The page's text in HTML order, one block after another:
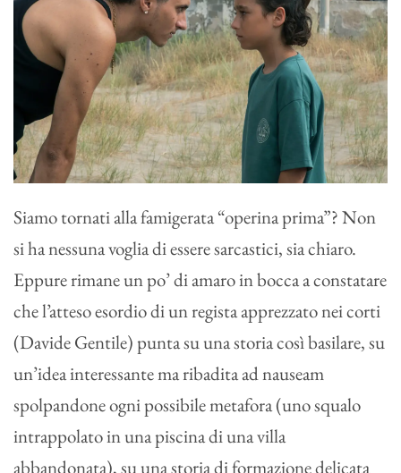
Siamo tornati alla famigerata “operina prima”? Non
si ha nessuna voglia di essere sarcastici, sia chiaro.
Eppure rimane un po’ di amaro in bocca a constatare
che l’atteso esordio di un regista apprezzato nei corti
(Davide Gentile) punta su una storia così basilare, su
un’idea interessante ma ribadita ad nauseam
spolpandone ogni possibile metafora (uno squalo
intrappolato in una piscina di una villa
abbandonata), su una storia di formazione delicata